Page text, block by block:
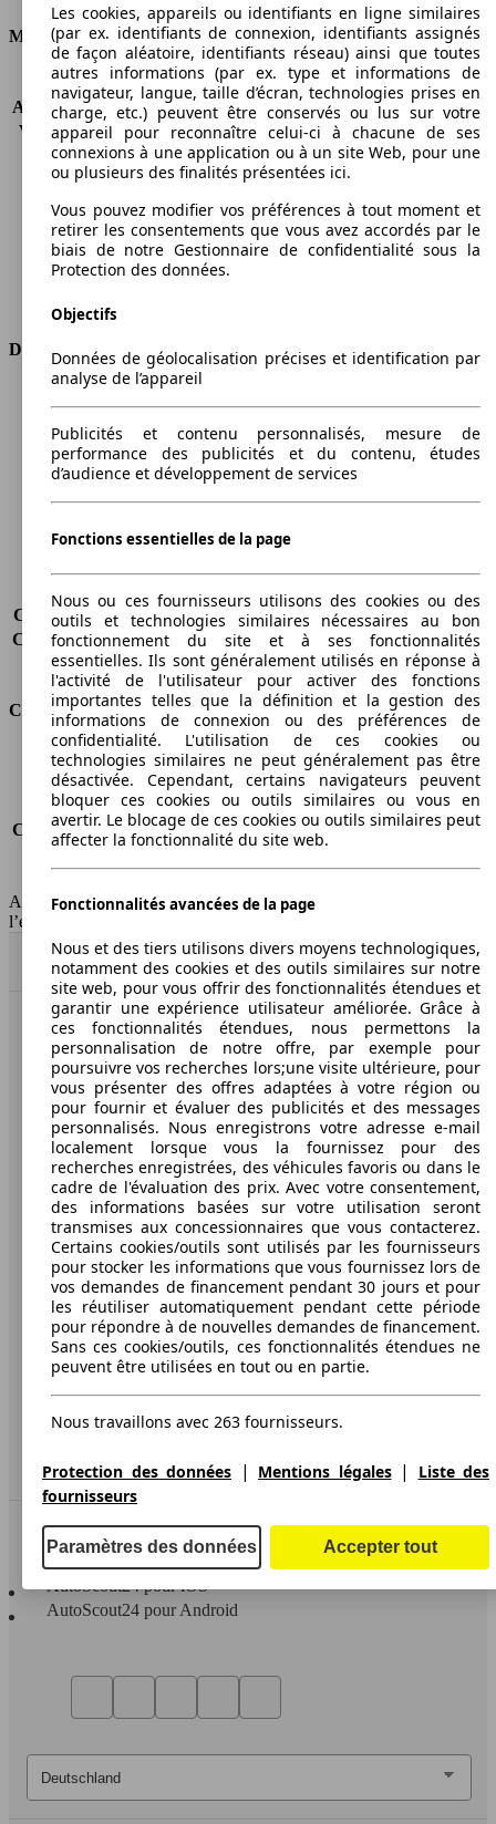
Moteur et Puissance
KW (CH)
92 kW (124 PS)
Accélération (0-100 km/h) 12.2s
Vitesse maximale (km/h) 178 km/h
Nombre de vitesses
4
Couple
156 nm
Cylindrée
1591 ccm
Carburant
Essence
Cylindres
4
Transmission
Boîte automatique
Dimensions
Largeur
1765 mm
Empattement
2615 mm
Portes
Charge sur toit
Capacité de remorquage (sans freins) -
Capacité de remorquage (avec freins)
1100 kg
Volume du coffre
440 - 1486 l
Consommation
Émissions de CO2*
150 g/km (komb.)
Consommation (ville)
8.3 l/100km
Consommation (route)
5.5 l/100km
Consommation (combinée)* 6.5 l/100km
AutoScout24 Belgium SA décline toute responsabilité concernant
l’exactitude des informations fournies
Haut
AutoScout24: la plus grande plateforme en ligne de
voitures en Europe.
AutoScout24
A propos d'AutoScout24
Presse
Conditions d'utilisation
Informations légales
Protection des données
Media
Espace Pro
Contact
AutoScout24 pour iOS
AutoScout24 pour Android
Les cookies, appareils ou identifiants en ligne similaires
(par ex. identifiants de connexion, identifiants assignés
de façon aléatoire, identifiants réseau) ainsi que toutes
autres informations (par ex. type et informations de
navigateur, langue, taille d’écran, technologies prises en
charge, etc.) peuvent être conservés ou lus sur votre
appareil pour reconnaître celui-ci à chacune de ses
connexions à une application ou à un site Web, pour une
ou plusieurs des finalités présentées ici.
Vous pouvez modifier vos préférences à tout moment et
retirer les consentements que vous avez accordés par le
biais de notre Gestionnaire de confidentialité sous la
Protection des données.
Objectifs
Données de géolocalisation précises et identification par
analyse de l’appareil
Publicités et contenu personnalisés, mesure de
performance des publicités et du contenu, études
d’audience et développement de services
Fonctions essentielles de la page
Nous ou ces fournisseurs utilisons des cookies ou des
outils et technologies similaires nécessaires au bon
fonctionnement du site et à ses fonctionnalités
essentielles. Ils sont généralement utilisés en réponse à
l'activité de l'utilisateur pour activer des fonctions
importantes telles que la définition et la gestion des
informations de connexion ou des préférences de
confidentialité. L'utilisation de ces cookies ou
technologies similaires ne peut généralement pas être
désactivée. Cependant, certains navigateurs peuvent
bloquer ces cookies ou outils similaires ou vous en
avertir. Le blocage de ces cookies ou outils similaires peut
affecter la fonctionnalité du site web.
Fonctionnalités avancées de la page
Nous et des tiers utilisons divers moyens technologiques,
notamment des cookies et des outils similaires sur notre
site web, pour vous offrir des fonctionnalités étendues et
garantir une expérience utilisateur améliorée. Grâce à
ces fonctionnalités étendues, nous permettons la
personnalisation de notre offre, par exemple pour
poursuivre vos recherches lors;une visite ultérieure, pour
vous présenter des offres adaptées à votre région ou
pour fournir et évaluer des publicités et des messages
personnalisés. Nous enregistrons votre adresse e-mail
localement lorsque vous la fournissez pour des
recherches enregistrées, des véhicules favoris ou dans le
cadre de l'évaluation des prix. Avec votre consentement,
des informations basées sur votre utilisation seront
transmises aux concessionnaires que vous contacterez.
Certains cookies/outils sont utilisés par les fournisseurs
pour stocker les informations que vous fournissez lors de
vos demandes de financement pendant 30 jours et pour
les réutiliser automatiquement pendant cette période
pour répondre à de nouvelles demandes de financement.
Sans ces cookies/outils, ces fonctionnalités étendues ne
peuvent être utilisées en tout ou en partie.
Nous travaillons avec 263 fournisseurs.
Protection des données | Mentions légales|
Liste des
fournisseurs
Paramètres des données Accepter tout